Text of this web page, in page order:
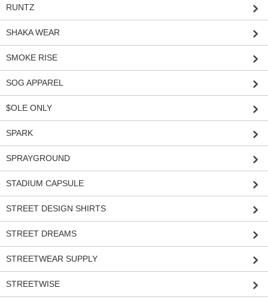
RUNTZ
SHAKA WEAR
SMOKE RISE
SOG APPAREL
$OLE ONLY
SPARK
SPRAYGROUND
STADIUM CAPSULE
STREET DESIGN SHIRTS
STREET DREAMS
STREETWEAR SUPPLY
STREETWISE